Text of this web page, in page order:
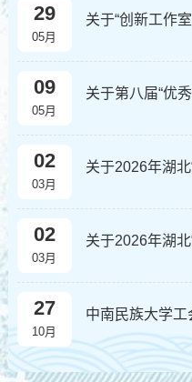
29
05月
关于“创新工作
09
05月
02
03月
02
03月
27
10月